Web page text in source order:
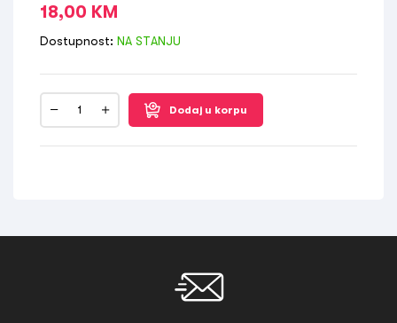
18,00 KM
Dostupnost: NA STANJU
Dodaj u korpu